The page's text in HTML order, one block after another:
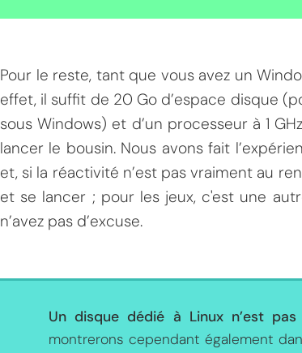
Pour le reste, tant que vous avez un
effet, il suffit de 20 Go d’espace disque
sous Windows) et d’un processeur à 1
lancer le bousin. Nous avons fait
et, si la réactivité n’est pas vraiment au
et se lancer ; pour les jeux, c'est une
n’avez pas d’excuse.
Un disque dédié à Linux n’est
montrerons cependant également